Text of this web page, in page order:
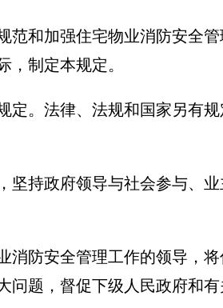
和加强住宅物业消防安全管
制定本规定。
。法律、法规和国家另有
持政府领导与社会参与、业
防安全管理工作的领导，
问题，督促下级人民政府和